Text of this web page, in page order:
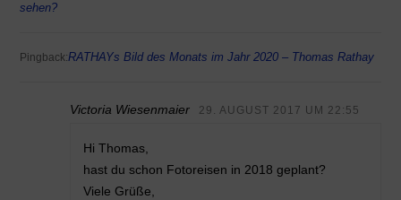
sehen?
Pingback:RATHAYs Bild des Monats im Jahr 2020 – Thomas Rathay
Victoria Wiesenmaier 29. AUGUST 2017 UM 22:55
Hi Thomas,
hast du schon Fotoreisen in 2018 geplant?
Viele Grüße,